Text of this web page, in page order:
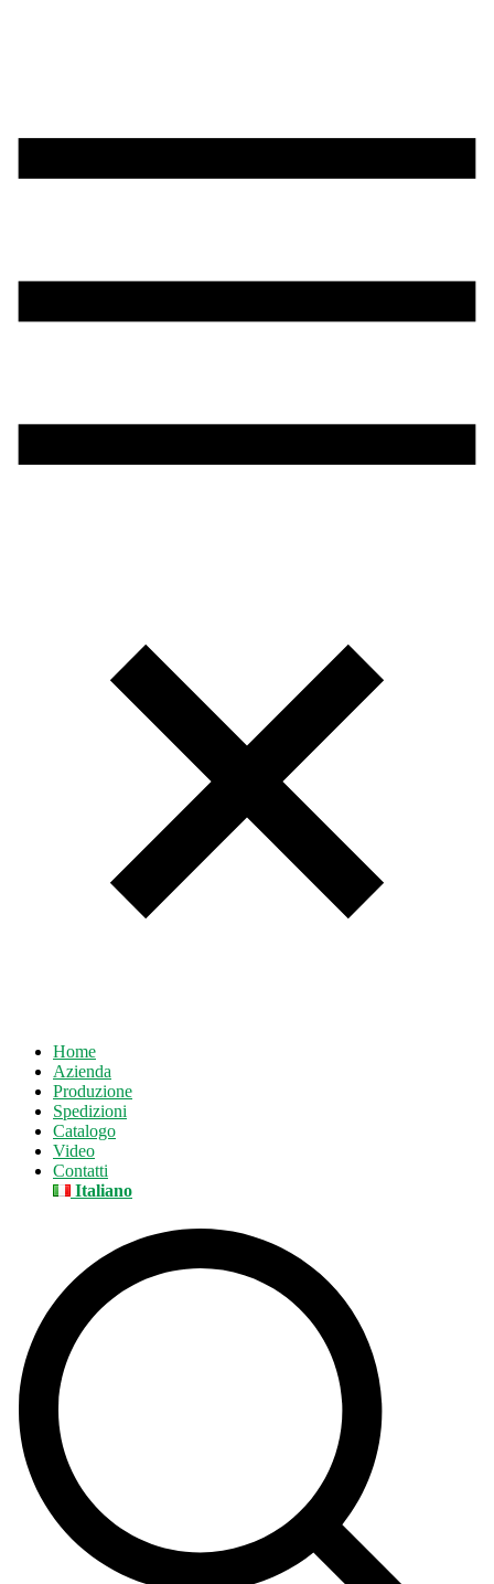
Home
Azienda
Produzione
Spedizioni
Catalogo
Video
Contatti
Italiano